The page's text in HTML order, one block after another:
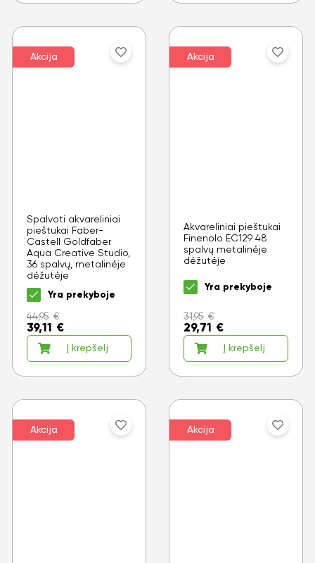
Akcija
Spalvoti akvareliniai
pieštukai Faber-
Castell Goldfaber
Aqua Creative Studio,
36 spalvų, metalinėje
dėžutėje
Yra prekyboje
44,95 €
39,11 €
Į krepšelį
Akcija
Akvareliniai pieštukai
Finenolo EC129 48
spalvų metalinėje
dėžutėje
Yra prekyboje
31,95 €
29,71 €
Į krepšelį
Akcija Akcija